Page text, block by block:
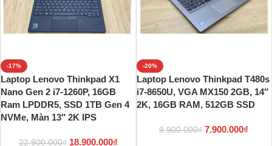
-17%
Laptop Lenovo Thinkpad X1
Nano Gen 2 i7-1260P, 16GB
Ram LPDDR5, SSD 1TB Gen 4
NVMe, Màn 13″ 2K IPS
22.900.000₫ 18.900.000₫
-20%
Laptop Lenovo Thinkpad T480s
i7-8650U, VGA MX150 2GB, 14″
2K, 16GB RAM, 512GB SSD
9.900.000₫ 7.900.000₫